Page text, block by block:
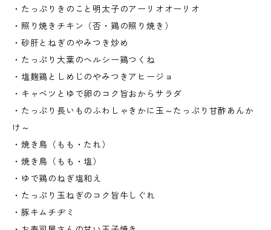
・たっぷりきのこと明太子のアーリオオーリオ
・照り焼きチキン（否・鶏の照り焼き）
・砂肝とねぎのやみつき炒め
・たっぷり大葉のヘルシー鶏つくね
・塩麹鶏としめじのやみつきアヒージョ
・キャベツとゆで卵のコク旨おからサラダ
・たっぷり長いものふわしゃきかに玉～たっぷり甘酢あんか
け～
・焼き鳥（もも・たれ）
・焼き鳥（もも・塩）
・ゆで鶏のねぎ塩和え
・たっぷり玉ねぎのコク旨牛しぐれ
・豚キムチヂミ